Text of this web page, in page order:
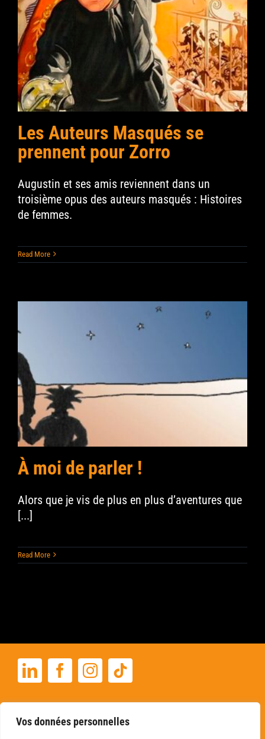
Vos données personnelles
Les Auteurs Masqués se
prennent pour Zorro
Augustin et ses amis reviennent dans un
troisième opus des auteurs masqués : Histoires
de femmes.
Read More
À moi de parler !
Alors que je vis de plus en plus d’aventures que
[...]
Read More